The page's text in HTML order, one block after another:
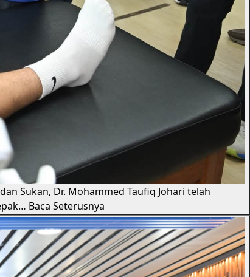
Sukan, Dr. Mohammed Taufiq Johari telah
Baca Seterusnya